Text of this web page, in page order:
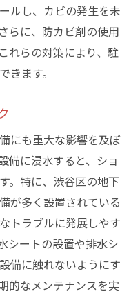
ルし、カビの発生を未
らに、防カビ剤の使用
れらの対策により、駐
きます。
にも重大な影響を及ぼ
備に浸水すると、ショ
。特に、渋谷区の地下
が多く設置されている
トラブルに発展しやす
シートの設置や排水シ
備に触れないようにす
的なメンテナンスを実